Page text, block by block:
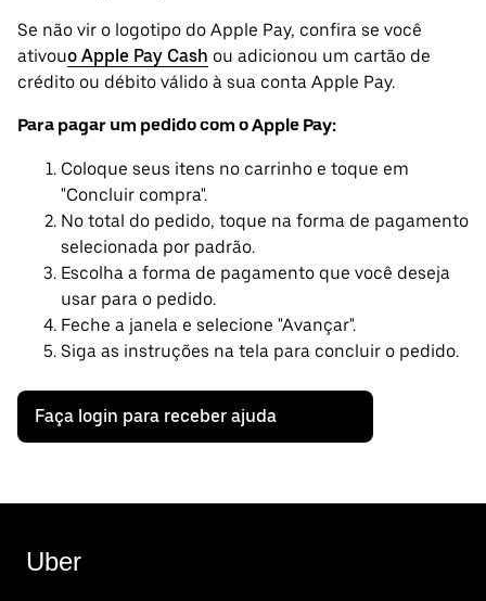
Se não vir o logotipo do Apple Pay, confira se você
ativouo Apple Pay Cash ou adicionou um cartão de
crédito ou débito válido à sua conta Apple Pay.
Para pagar um pedido com o Apple Pay:
Coloque seus itens no carrinho e toque em
"Concluir compra".
No total do pedido, toque na forma de pagamento
selecionada por padrão.
Escolha a forma de pagamento que você deseja
usar para o pedido.
Feche a janela e selecione "Avançar".
Siga as instruções na tela para concluir o pedido.
Faça login para receber ajuda
Uber